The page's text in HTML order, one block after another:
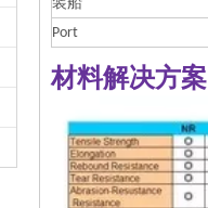
装船
Port
材料解决方案